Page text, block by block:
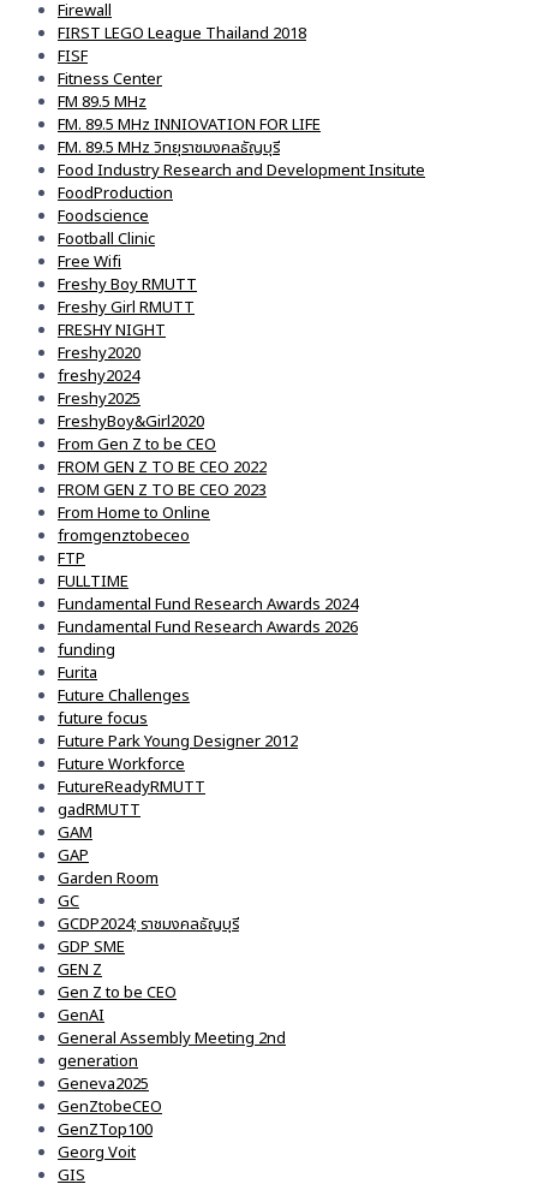
Firewall
FIRST LEGO League Thailand 2018
FISF
Fitness Center
FM 89.5 MHz
FM. 89.5 MHz INNIOVATION FOR LIFE
FM. 89.5 MHz วิทยุราชมงคลธัญบุรี
Food Industry Research and Development Insitute
FoodProduction
Foodscience
Football Clinic
Free Wifi
Freshy Boy RMUTT
Freshy Girl RMUTT
FRESHY NIGHT
Freshy2020
freshy2024
Freshy2025
FreshyBoy&Girl2020
From Gen Z to be CEO
FROM GEN Z TO BE CEO 2022
FROM GEN Z TO BE CEO 2023
From Home to Online
fromgenztobeceo
FTP
FULLTIME
Fundamental Fund Research Awards 2024
Fundamental Fund Research Awards 2026
funding
Furita
Future Challenges
future focus
Future Park Young Designer 2012
Future Workforce
FutureReadyRMUTT
gadRMUTT
GAM
GAP
Garden Room
GC
GCDP2024; ราชมงคลธัญบุรี
GDP SME
GEN Z
Gen Z to be CEO
GenAI
General Assembly Meeting 2nd
generation
Geneva2025
GenZtobeCEO
GenZTop100
Georg Voit
GIS